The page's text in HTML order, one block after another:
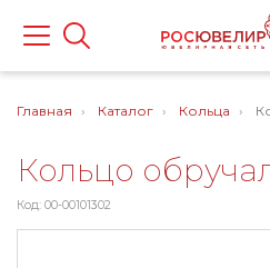
Главная Каталог Кольца
Кольцо
Код: 00-00101302